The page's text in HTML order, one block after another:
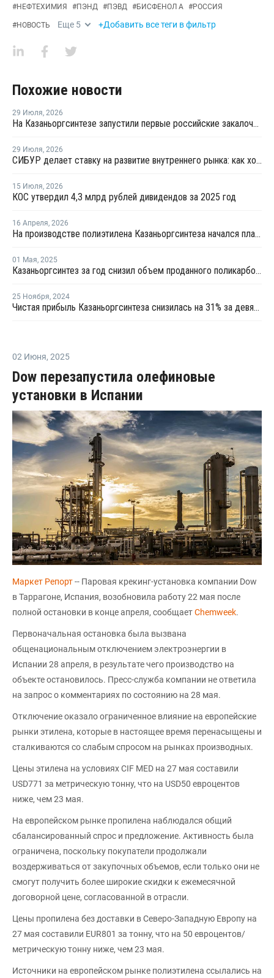
#НЕФТЕХИМИЯ #ПЭНД #ПЭВД #БИСФЕНОЛ А #РОССИЯ
#НОВОСТЬ Еще 5 +Добавить все теги в фильтр
Похожие новости
29 Июля, 2026
На Казаньоргсинтезе запустили первые российские закалочно-испарительные аппараты
29 Июля, 2026
СИБУР делает ставку на развитие внутреннего рынка: как холдинг стимулирует спрос на полимеры в ритейле
15 Июля, 2026
КОС утвердил 4,3 млрд рублей дивидендов за 2025 год
16 Апреля, 2026
На производстве полиэтилена Казаньоргсинтеза начался плановый ремонт
01 Мая, 2025
Казаньоргсинтез за год снизил объем проданного поликарбоната на 16%
25 Ноября, 2024
Чистая прибыль Казаньоргсинтеза снизилась на 31% за девять месяцев
02 Июня, 2025
Dow перезапустила олефиновые
установки в Испании
Маркет Репорт-- Паровая крекинг-установка компании Dow
в Таррагоне, Испания, возобновила работу 22 мая после
полной остановки в конце апреля, сообщаетChemweek.
Первоначальная остановка была вызвана
общенациональным отключением электроэнергии в
Испании 28 апреля, в результате чего производство на
объекте остановилось. Пресс-служба компании не ответила
на запрос о комментариях по состоянию на 28 мая.
Отключение оказало ограниченное влияние на европейские
рынки этилена, которые в настоящее время перенасыщены и
сталкиваются со слабым спросом на рынках производных.
Цены этилена на условиях CIF MED на 27 мая составили
USD771 за метрическую тонну, что на USD50 евроцентов
ниже, чем 23 мая.
На европейском рынке пропилена наблюдался общий
сбалансированный спрос и предложение. Активность была
ограничена, поскольку покупатели продолжали
воздерживаться от закупочных объемов, если только они не
смогут получить более широкие скидки к ежемесячной
договорной цене, согласованной в отрасли.
Цены пропилена без доставки в Северо-Западную Европу на
27 мая составили EUR801 за тонну, что на 50 евроцентов/
метрическую тонну ниже, чем 23 мая.
Источники на европейском рынке полиэтилена ссылались на